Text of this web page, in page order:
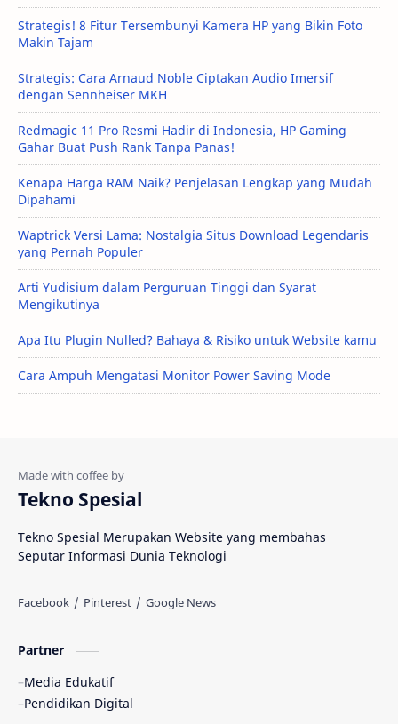
Strategis! 8 Fitur Tersembunyi Kamera HP yang Bikin Foto
Makin Tajam
Strategis: Cara Arnaud Noble Ciptakan Audio Imersif
dengan Sennheiser MKH
Redmagic 11 Pro Resmi Hadir di Indonesia, HP Gaming
Gahar Buat Push Rank Tanpa Panas!
Kenapa Harga RAM Naik? Penjelasan Lengkap yang Mudah
Dipahami
Waptrick Versi Lama: Nostalgia Situs Download Legendaris
yang Pernah Populer
Arti Yudisium dalam Perguruan Tinggi dan Syarat
Mengikutinya
Apa Itu Plugin Nulled? Bahaya & Risiko untuk Website kamu
Cara Ampuh Mengatasi Monitor Power Saving Mode
Tekno Spesial
Tekno Spesial Merupakan Website yang membahas
Seputar Informasi Dunia Teknologi
Partner
Media Edukatif
Pendidikan Digital